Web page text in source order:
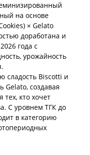
на основе
× Gelato
доработана и
года с
урожайность
сладость Biscotti и
Gelato, создавая
кто хочет
С уровнем ТГК до
в категорию